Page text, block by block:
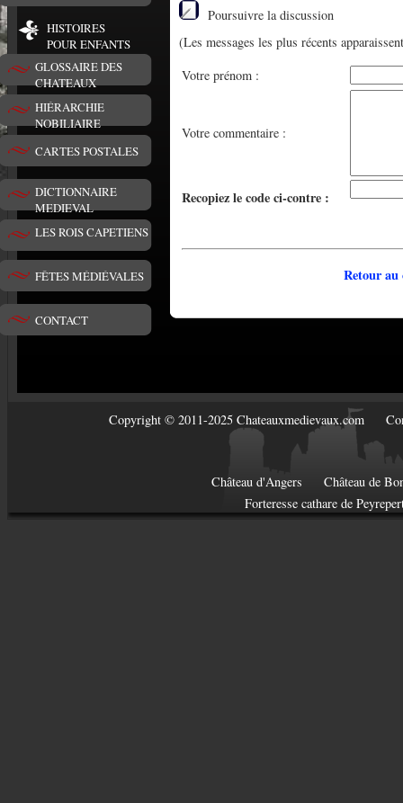
HISTOIRES
POUR ENFANTS
GLOSSAIRE DES
CHATEAUX
HIÉRARCHIE
NOBILIAIRE
CARTES POSTALES
DICTIONNAIRE
MEDIEVAL
LES ROIS CAPETIENS
FÊTES MÉDIÉVALES
CONTACT
Poursuivre la discussion
(Les messages les plus récents
Votre prénom :
Votre commentaire :
Recopiez le code ci-contre :
Retour au
Copyright © 2011-2025 Chateauxmedievaux.com
Château d'Angers
Château de
Forteresse cathare de